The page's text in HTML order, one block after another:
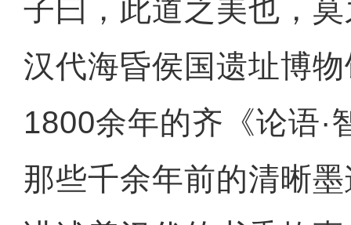
子曰，此道之美也，
汉代海昏侯国遗址博
1800余年的齐《论语·
那些千余年前的清晰